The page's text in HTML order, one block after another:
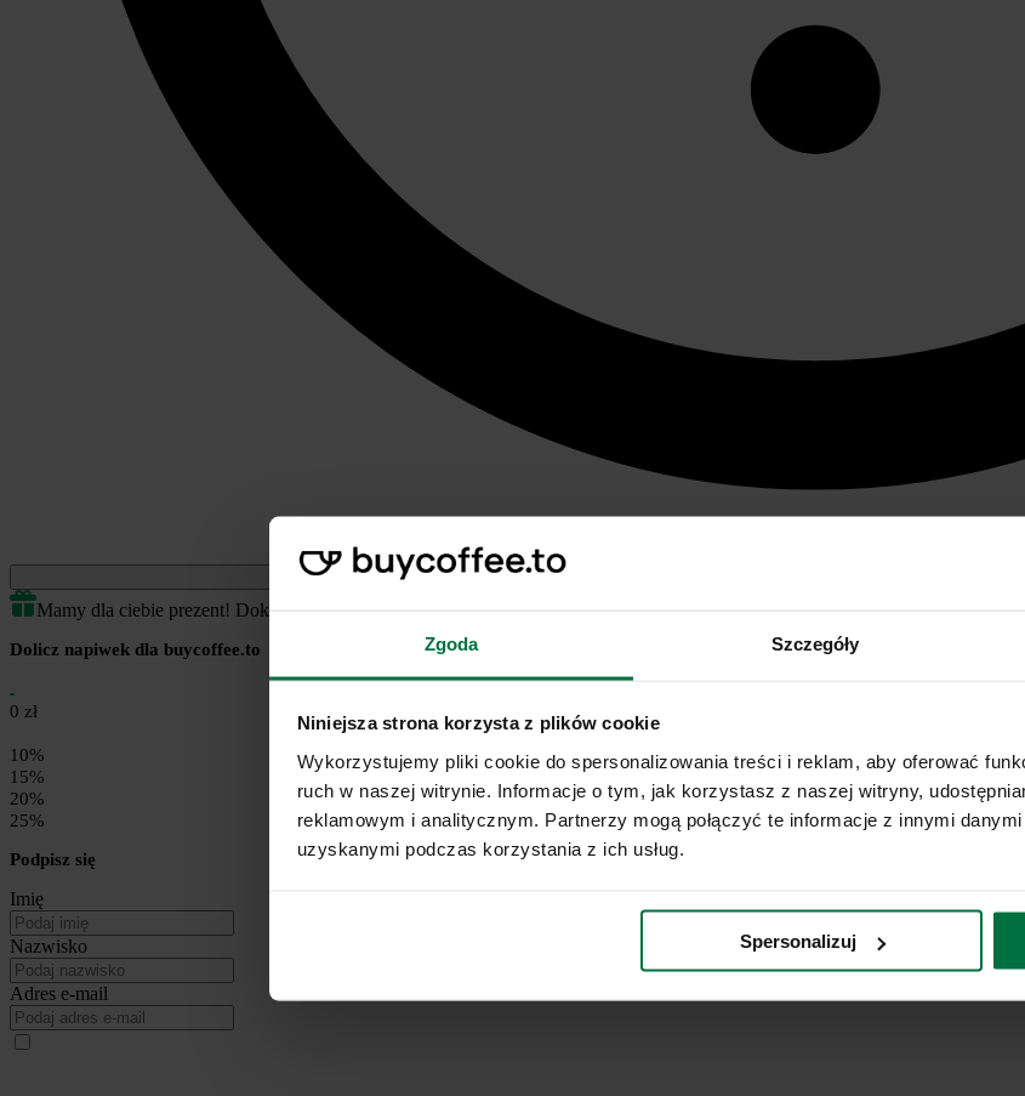
Zgoda Szczegóły
Niniejsza strona korzysta z plików cookie
Wykorzystujemy pliki cookie do spersonalizowania treści i reklam, aby oferować
ruch w naszej witrynie. Informacje o tym, jak korzystasz z naszej witryny,
reklamowym i analitycznym. Partnerzy mogą połączyć te informacje z innymi
uzyskanymi podczas korzystania z ich usług.
Spersonalizuj
Jednorazowe
Mamy dla ciebie prezent! Dokończ transakcję by odblokować.
Dolicz napiwek dla buycoffee.to
0 zł
10%
15%
20%
25%
Podpisz się
Imię
Nazwisko
Adres e-mail